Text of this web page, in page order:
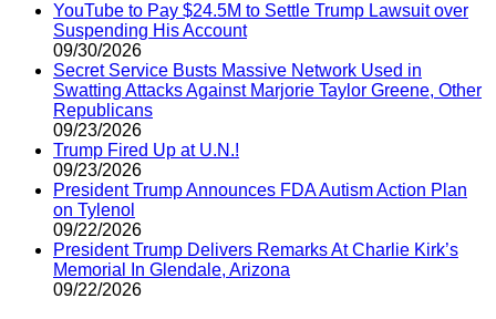
YouTube to Pay $24.5M to Settle Trump Lawsuit over
Suspending His Account
09/30/2026
Secret Service Busts Massive Network Used in
Swatting Attacks Against Marjorie Taylor Greene, Other
Republicans
09/23/2026
Trump Fired Up at U.N.!
09/23/2026
President Trump Announces FDA Autism Action Plan
on Tylenol
09/22/2026
President Trump Delivers Remarks At Charlie Kirk’s
Memorial In Glendale, Arizona
09/22/2026